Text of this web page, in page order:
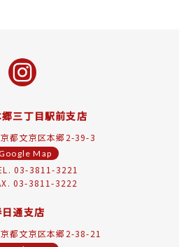
三丁目駅前支店
都文京区本郷2-39-3
Google Map
03-3811-3221
03-3811-3222
通支店
都文京区本郷2-38-21